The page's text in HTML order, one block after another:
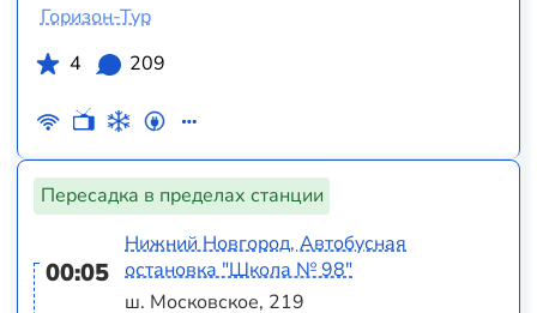
Горизон-Тур
4
209
Пересадка в пределах станции
00:05
Нижний Новгород, Автобусная
остановка "Школа № 98"
ш. Московское, 219